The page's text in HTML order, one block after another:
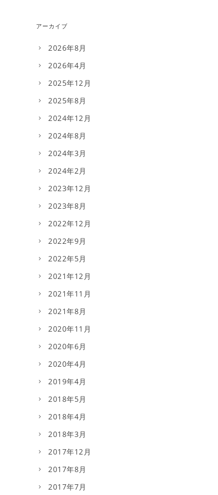
アーカイブ
2026年8月
2026年4月
2025年12月
2025年8月
2024年12月
2024年8月
2024年3月
2024年2月
2023年12月
2023年8月
2022年12月
2022年9月
2022年5月
2021年12月
2021年11月
2021年8月
2020年11月
2020年6月
2020年4月
2019年4月
2018年5月
2018年4月
2018年3月
2017年12月
2017年8月
2017年7月